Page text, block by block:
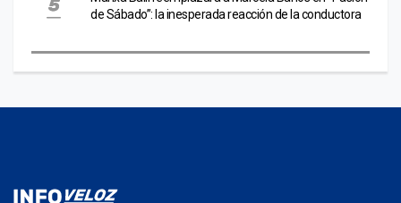
de Sábado”: la inesperada reacción de la conductora